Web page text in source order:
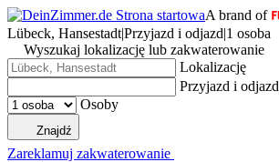
A brand of
Lübeck, Hansestadt|Przyjazd i odjazd|1 osoba
Wyszukaj lokalizację lub zakwaterowanie
Lokalizację
Przyjazd i odjazd
Osoby
Znajdź
Zareklamuj zakwaterowanie